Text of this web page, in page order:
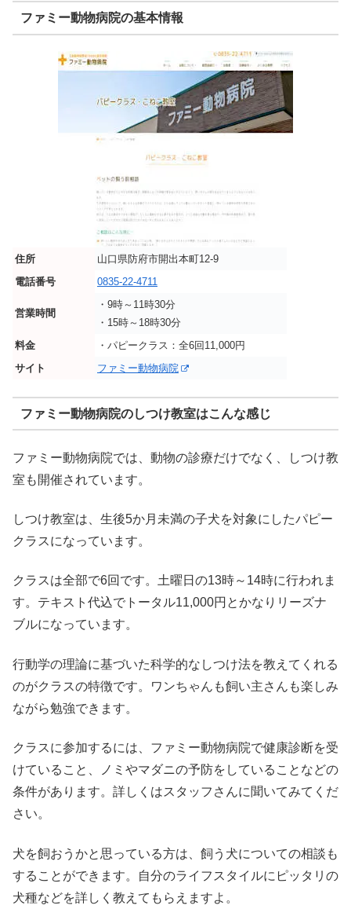
ファミー動物病院の基本情報
住所
山口県防府市開出本町12-9
電話番号
0835-22-4711
営業時間
・9時～11時30分
・15時～18時30分
料金
・パピークラス：全6回11,000円
サイト
ファミー動物病院
ファミー動物病院のしつけ教室はこんな感じ
ファミー動物病院では、動物の診療だけでなく、しつけ教
室も開催されています。
しつけ教室は、生後5か月未満の子犬を対象にしたパピー
クラスになっています。
クラスは全部で6回です。土曜日の13時～14時に行われま
す。テキスト代込でトータル11,000円とかなりリーズナ
ブルになっています。
行動学の理論に基づいた科学的なしつけ法を教えてくれる
のがクラスの特徴です。ワンちゃんも飼い主さんも楽しみ
ながら勉強できます。
クラスに参加するには、ファミー動物病院で健康診断を受
けていること、ノミやマダニの予防をしていることなどの
条件があります。詳しくはスタッフさんに聞いてみてくだ
さい。
犬を飼おうかと思っている方は、飼う犬についての相談も
することができます。自分のライフスタイルにピッタリの
犬種などを詳しく教えてもらえますよ。